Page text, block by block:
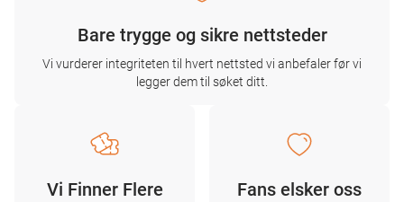
Bare trygge og sikre nettsteder
Vi vurderer integriteten til hvert nettsted vi anbefaler før vi
legger dem til søket ditt.
Vi Finner Flere
Fans elsker oss